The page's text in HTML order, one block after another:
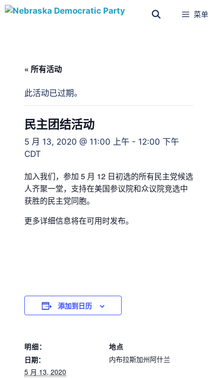
菜单
« 所有活动
此活动已过期。
民主团结活动
5 月 13, 2020 @ 11:00 上午 - 12:00 下午
CDT
加入我们，参加 5 月 12 日初选的所有民主党候选
人齐聚一堂，支持在美国参议院和众议院竞选中
获胜的民主党同胞。
更多详细信息将在可用时发布。
添加到日历
明细：
日期：
5 月 13, 2020
地点
内布拉斯加州阿什兰